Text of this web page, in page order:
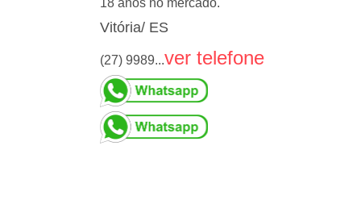
18 anos no mercado.
Vitória/ ES
(27) 9989...ver telefone